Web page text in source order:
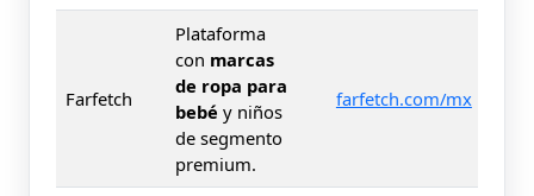
Farfetch
Plataforma
con marcas
de ropa para
bebé y niños
de segmento
premium.
farfetch.com/mx